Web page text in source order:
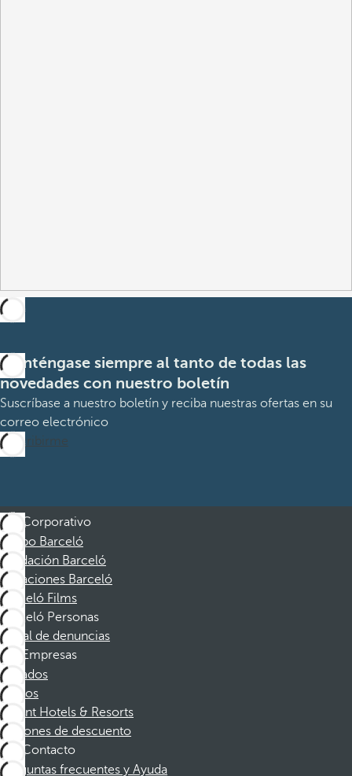
Manténgase siempre al tanto de todas las
novedades con nuestro boletín
Suscríbase a nuestro boletín y reciba nuestras ofertas en su
correo electrónico
Suscribirme
Corporativo
Grupo Barceló
Fundación Barceló
Vacaciones Barceló
Barceló Films
Barceló Personas
Canal de denuncias
Empresas
Afiliados
Socios
Dorint Hotels & Resorts
Cupones de descuento
Contacto
Preguntas frecuentes y Ayuda